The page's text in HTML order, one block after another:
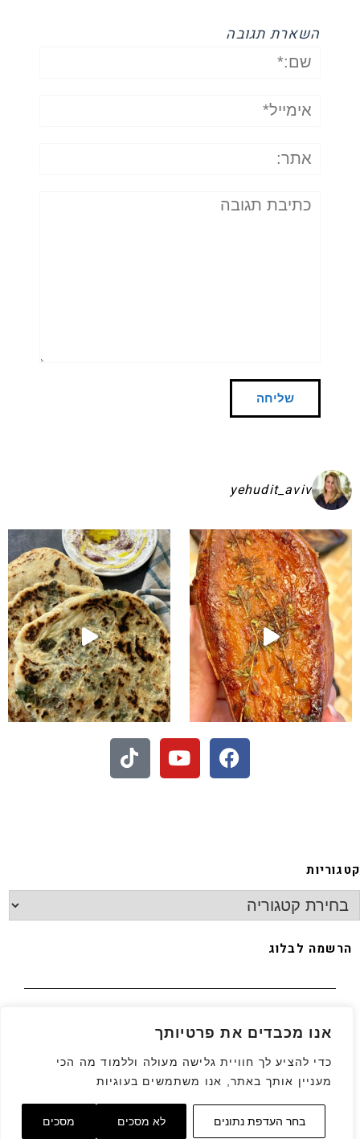
אנו מכבדים את פרטיותך
כדי להציע לך חוויית גלישה מעולה וללמוד מה הכי
מעניין אותך באתר, אנו משתמשים בעוגיות
בחר העדפת נתונים לא מסכים מסכים
השארת תגובה
שם:*
אימייל*
אתר:
תגובה
yehudit_aviv
בפיתות היסטריות
- חיתוכיות ריבה וקוקוס
קטגוריות
הרשמה לבלוג
גלילה